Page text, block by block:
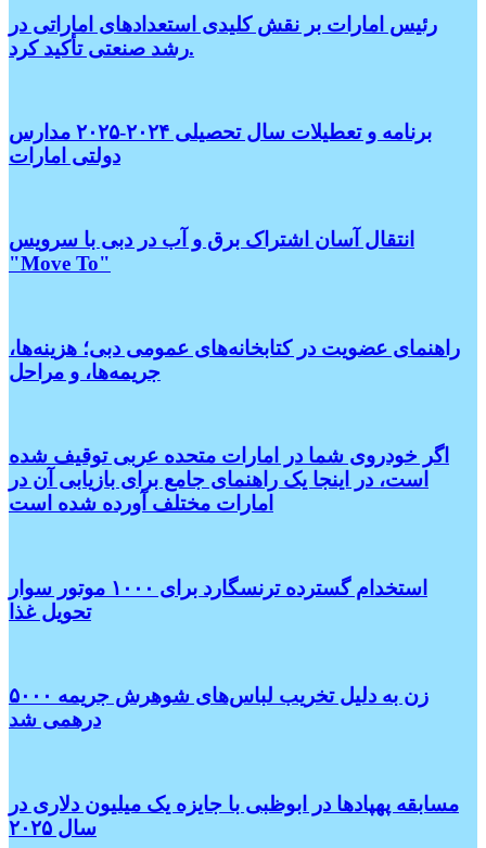
رئیس امارات بر نقش کلیدی استعدادهای اماراتی در
رشد صنعتی تأکید کرد.
برنامه و تعطیلات سال تحصیلی ۲۰۲۴-۲۰۲۵ مدارس
دولتی امارات
انتقال آسان اشتراک برق و آب در دبی با سرویس
"Move To"
راهنمای عضویت در کتابخانه‌های عمومی دبی؛ هزینه‌ها،
جریمه‌ها، و مراحل
اگر خودروی شما در امارات متحده عربی توقیف شده
است، در اینجا یک راهنمای جامع برای بازیابی آن در
امارات مختلف آورده شده است
استخدام گسترده ترنسگارد برای ۱۰۰۰ موتور سوار
تحویل غذا
زن به دلیل تخریب لباس‌های شوهرش جریمه ۵۰۰۰
درهمی شد
مسابقه پهپادها در ابوظبی با جایزه یک میلیون دلاری در
سال ۲۰۲۵